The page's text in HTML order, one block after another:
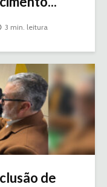
3 min. leitura
de